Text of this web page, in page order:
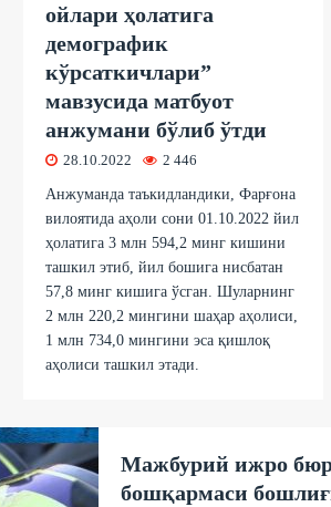
ойлари ҳолатига
демографик
кўрсаткичлари”
мавзусида матбуот
анжумани бўлиб ўтди
28.10.2022 2 446
Анжуманда таъкидландики, Фарғона
вилоятида аҳоли сони 01.10.2022 йил
ҳолатига 3 млн 594,2 минг кишини
ташкил этиб, йил бошига нисбатан
57,8 минг кишига ўсган. Шуларнинг
2 млн 220,2 мингини шаҳар аҳолиси,
1 млн 734,0 мингини эса қишлоқ
аҳолиси ташкил этади.
Мажбурий ижро
бошқармаси